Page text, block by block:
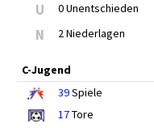
U 0 Unentschieden
N 2 Niederlagen
C-Jugend
39Spiele
17Tore